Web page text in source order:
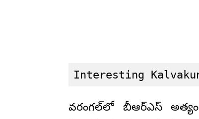
Interesting
వరంగల్‌లో బీఆర్ఎస్